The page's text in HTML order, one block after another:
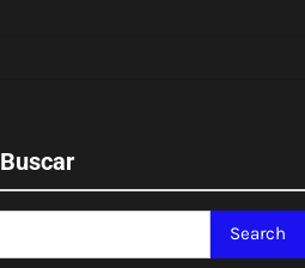
Buscar